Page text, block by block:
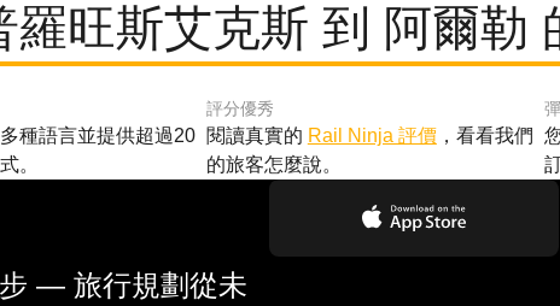
羅旺斯艾克斯 到 阿爾勒
種語言並提供超過20
。
評分優秀
閱讀真實的 Rail Ninja 評價，看看我們
的旅客怎麼說。
— 旅行規劃從未